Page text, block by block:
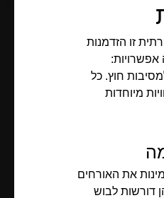
זו הזדמנות
חוץ. כל
מיוחדות
את האורחים
דורשות לבוש